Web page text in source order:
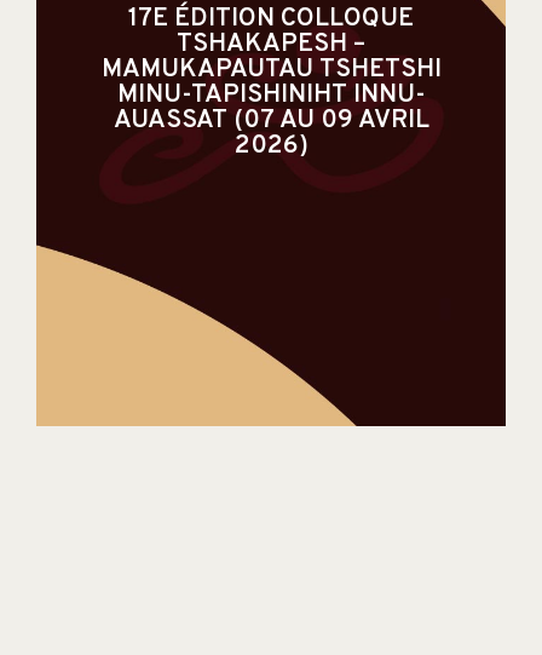
17E ÉDITION COLLOQUE
TSHAKAPESH –
MAMUKAPAUTAU TSHETSHI
MINU-TAPISHINIHT INNU-
AUASSAT (07 AU 09 AVRIL
2026)
17E ÉDITION COLLOQUE
TSHAKAPESH –
MAMUKAPAUTAU TSHETSHI
MINU-TAPISHINIHT INNU-
AUASSAT (07 AU 09 AVRIL
2026)